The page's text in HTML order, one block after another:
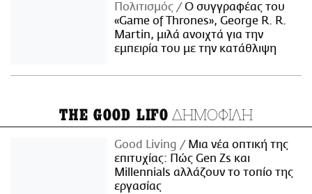
Πολιτισμός
Ο συγγραφέας του
«Game of Thrones», George R. R.
Martin, μιλά ανοιχτά για την
εμπειρία του με την κατάθλιψη
THE GOOD LIFO ΔΗΜΟΦΙΛΗ
Good Living
Μια νέα οπτική της
επιτυχίας: Πώς Gen Zs και
Millennials αλλάζουν το τοπίο της
εργασίας